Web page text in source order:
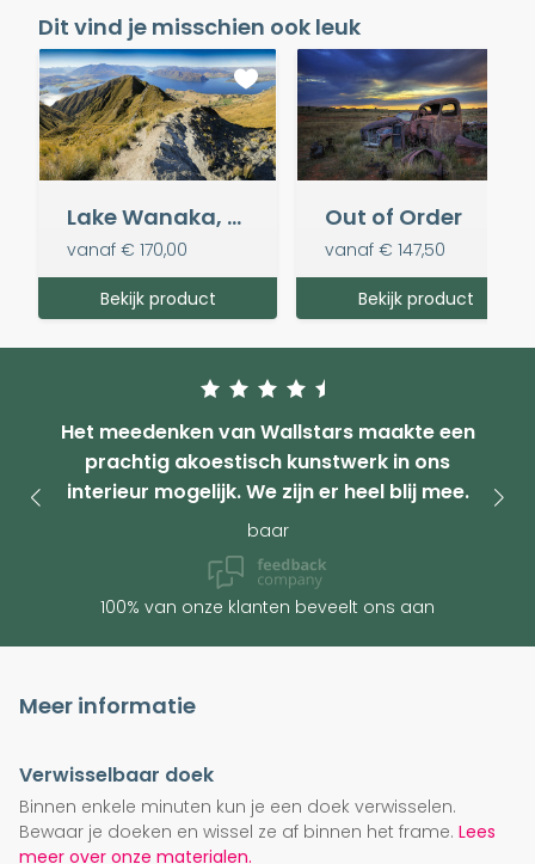
Dit vind je misschien ook leuk
Lake Wanaka, Nieuw-Zeeland
vanaf € 170,00
Bekijk product
Out of Order
vanaf € 147,50
Bekijk product
Het meedenken van Wallstars maakte een
prachtig akoestisch kunstwerk in ons
interieur mogelijk. We zijn er heel blij mee.
baar
100% van onze klanten beveelt ons aan
Meer informatie
Verwisselbaar doek
Binnen enkele minuten kun je een doek verwisselen.
Bewaar je doeken en wissel ze af binnen het frame. Lees
meer over onze materialen.